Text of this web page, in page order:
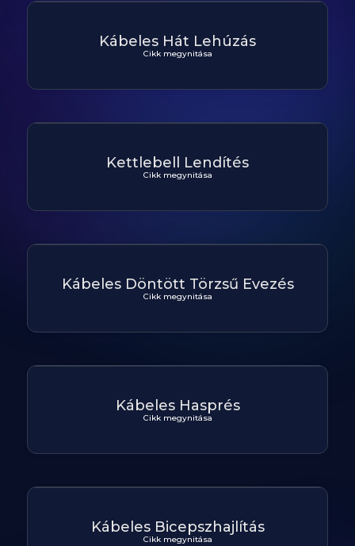
Kábeles Hát Lehúzás
Cikk megynitása
Kettlebell Lendítés
Cikk megynitása
Kábeles Döntött Törzsű Evezés
Cikk megynitása
Kábeles Hasprés
Cikk megynitása
Kábeles Bicepszhajlítás
Cikk megynitása